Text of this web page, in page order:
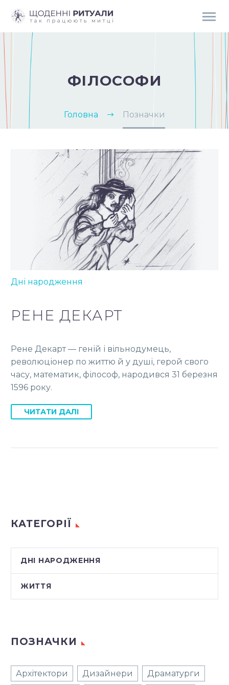
ФІЛОСОФИ
Головна Позначки
Дні народження
РЕНЕ ДЕКАРТ
Рене Декарт — геній і вільнодумець,
революціонер по життю й у душі, герой свого
часу, математик, філософ, народився 31 березня
1596 року.
ЧИТАТИ ДАЛІ
КАТЕГОРІЇ
ДНІ НАРОДЖЕННЯ
ЖИТТЯ
ПОЗНАЧКИ
Архітектори Дизайнери
Драматурги